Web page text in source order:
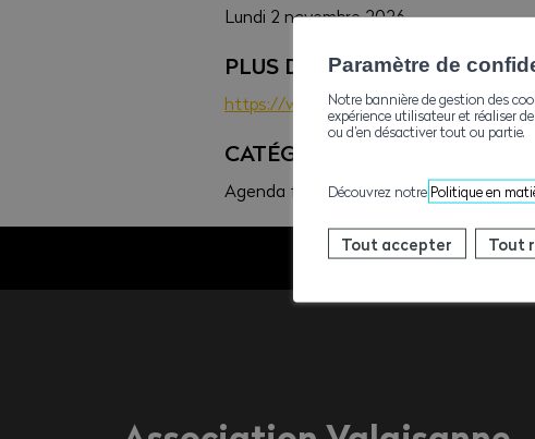
Lundi 2 novembre 2026
PLUS D'INFOS
https://www.ave-wbv.ch/fr/
CATÉGORIE
Agenda formations, Sécurité
Paramètre de
Notre bannière de gestion des
expérience utilisateur et réaliser
ou d’en désactiver tout ou partie.
Découvrez notre Politique en
Tout accepter Tout